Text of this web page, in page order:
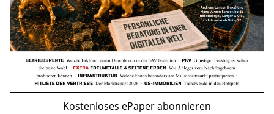
Kostenloses ePaper abonnieren